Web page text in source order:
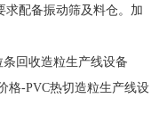
求配备振动筛及料仓。加
回收造粒生产线设备
格-PVC热切造粒生产线设